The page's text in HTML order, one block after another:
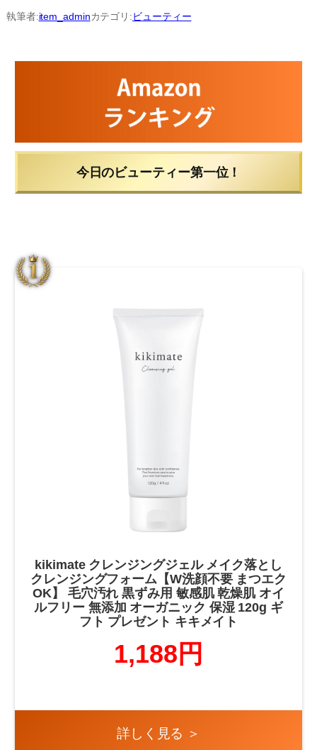
内
容
執筆者:item_adminカテゴリ:ビューティー
今日のビューティー第一位！
kikimate クレンジングジェル メイク落とし
クレンジングフォーム【W洗顔不要 まつエク
OK】 毛穴汚れ 黒ずみ用 敏感肌 乾燥肌 オイ
ルフリー 無添加 オーガニック 保湿 120g ギ
フト プレゼント キキメイト
1,188円
詳しく見る ＞